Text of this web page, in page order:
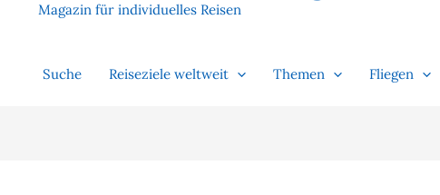
Magazin für individuelles Reisen
Suche Reiseziele weltweit Themen Fliegen